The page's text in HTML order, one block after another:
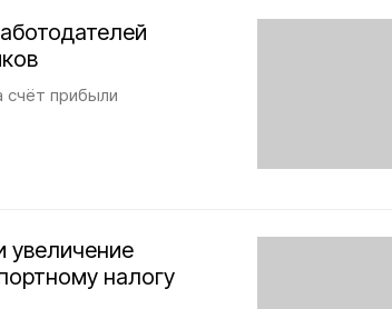
счёт прибыли
увеличение
налогу